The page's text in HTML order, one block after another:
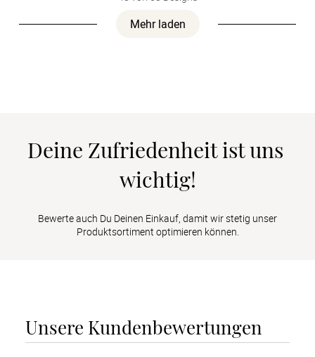
Mehr laden
Deine Zufriedenheit ist uns
wichtig!
Bewerte auch Du Deinen Einkauf, damit wir stetig unser
Produktsortiment optimieren können.
Unsere Kundenbewertungen